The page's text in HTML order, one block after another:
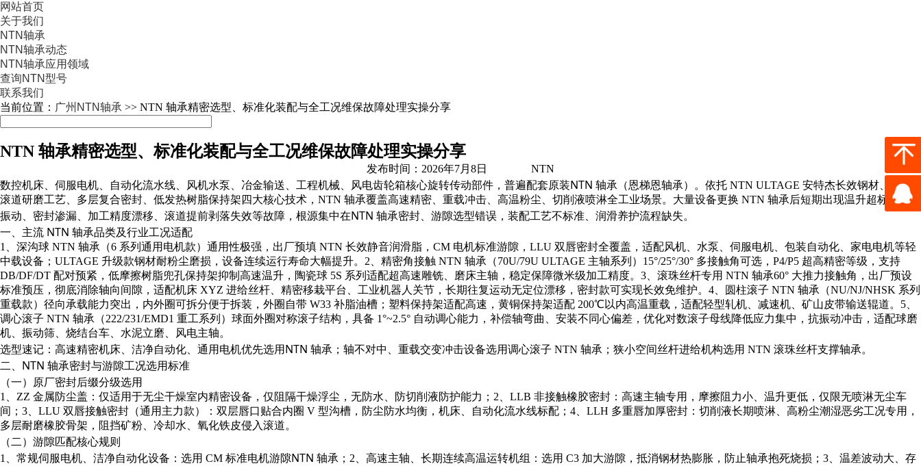
网站首页
关于我们
NTN轴承
NTN轴承动态
NTN轴承应用领域
查询NTN型号
联系我们
当前位置： 广州NTN轴承 >> NTN 轴承精密选型、标准化装配与全工况维保故障处理实操分享
NTN 轴承精密选型、标准化装配与全工况维保故障处理实操分享
发布时间：2026年7月8日 NTN
数控机床、伺服电机、自动化流水线、风机水泵、冶金输送、工程机械、风电齿轮箱核心旋转传动部件，普遍配套原装NTN 轴承 （恩梯恩轴承）。依托 NTN ULTAGE 安特杰长效钢材、镜面
滚道研磨工艺、多层复合密封、低发热树脂保持架四大核心技术，NTN 轴承覆盖高速精密、重载冲击、高温粉尘、切削液喷淋全工业场景。大量设备更换 NTN 轴承后短期出现温升超标、异响
振动、密封渗漏、加工精度漂移、滚道提前剥落失效等故障，根源集中在NTN 轴承密封、游隙选型错误，装配工艺不标准、润滑养护流程缺失。
一、主流 NTN 轴承品类及行业工况适配
1、深沟球 NTN 轴承（6 系列通用电机款）通用性极强，出厂预填 NTN 长效静音润滑脂，CM 电机标准游隙，LLU 双唇密封全覆盖，适配风机、水泵、伺服电机、包装自动化、家电电机等轻
中载设备；ULTAGE 升级款钢材耐粉尘磨损，设备连续运行寿命大幅提升。2、精密角接触 NTN 轴承（70U/79U ULTAGE 主轴系列）15°/25°/30° 多接触角可选，P4/P5 超高精密等级，支持
DB/DF/DT 配对预紧，低摩擦树脂兜孔保持架抑制高速温升，陶瓷球 5S 系列适配超高速雕铣、磨床主轴，稳定保障微米级加工精度。3、滚珠丝杆专用 NTN 轴承60° 大推力接触角，出厂预设
标准预压，彻底消除轴向间隙，适配机床 XYZ 进给丝杆、精密移栽平台、工业机器人关节，长期往复运动无定位漂移，密封款可实现长效免维护。4、圆柱滚子 NTN 轴承（NU/NJ/NHSK 系列
重载款）径向承载能力突出，内外圈可拆分便于拆装，外圈自带 W33 补脂油槽；塑料保持架适配高速，黄铜保持架适配 200℃以内高温重载，适配轻型轧机、减速机、矿山皮带输送辊道。5、
调心滚子 NTN 轴承（222/231/EMD1 重工系列）球面外圈对称滚子结构，具备 1°~2.5° 自动调心能力，补偿轴弯曲、安装不同心偏差，优化对数滚子母线降低应力集中，抗振动冲击，适配球磨
机、振动筛、烧结台车、水泥立磨、风电主轴。
选型速记：高速精密机床、洁净自动化、通用电机优先选用 NTN 轴承 ；轴不对中、重载交变冲击设备选用调心滚子 NTN 轴承；狭小空间丝杆进给机构选用 NTN 滚珠丝杆支撑轴承。
二、NTN 轴承密封与游隙工况选用标准
（一）原厂密封后缀分级选用
1、ZZ 金属防尘盖：仅适用于无尘干燥室内精密设备，仅阻隔干燥浮尘，无防水、防切削液防护能力；2、LLB 非接触橡胶密封：高速主轴专用，摩擦阻力小、温升更低，仅限无喷淋无尘车
间；3、LLU 双唇接触密封（通用主力款）：双层唇口贴合内圈 V 型沟槽，防尘防水均衡，机床、自动化流水线标配；4、LLH 多重唇加厚密封：切削液长期喷淋、高粉尘潮湿恶劣工况专用，
多层耐磨橡胶骨架，阻挡矿粉、冷却水、氧化铁皮侵入滚道。
（二）游隙匹配核心规则
1、常规伺服电机、洁净自动化设备：选用 CM 标准电机游隙NTN 轴承 ；2、高速主轴、长期连续高温运转机组：选用 C3 加大游隙，抵消钢材热膨胀，防止轴承抱死烧损；3、温差波动大、存